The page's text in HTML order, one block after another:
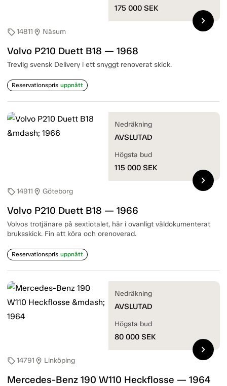
sell14811 location_on Näsum
Volvo P210 Duett B18 — 1968
Trevlig svensk Delivery i ett snyggt renoverat skick.
Reservationspris uppnått
175 000 SEK
chevron_right
sell14911 location_on Göteborg
Volvo P210 Duett B18 — 1966
Volvos trotjänare på sextiotalet, här i ovanligt väldokumenterat
bruksskick. Fin att köra och orenoverad.
Reservationspris uppnått
Nedräkning
AVSLUTAD
Högsta bud
115 000 SEK
chevron_right
sell14791 location_on Linköping
Mercedes-Benz 190 W110 Heckflosse — 1964
Nedräkning
AVSLUTAD
Högsta bud
80 000 SEK
chevron_right